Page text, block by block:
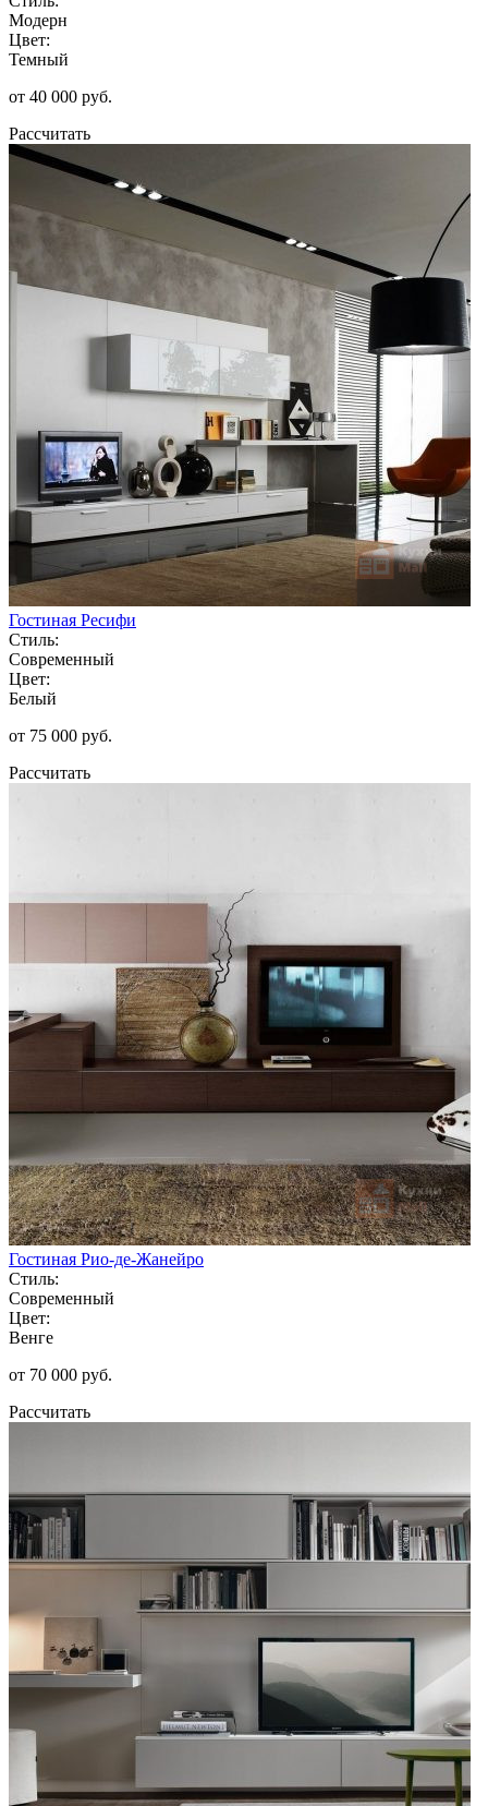
Модерн
Цвет:
Темный
от 40 000 руб.
Рассчитать
Гостиная Ресифи
Стиль:
Современный
Цвет:
Белый
от 75 000 руб.
Рассчитать
Гостиная Рио-де-Жанейро
Стиль:
Современный
Цвет:
Венге
от 70 000 руб.
Рассчитать